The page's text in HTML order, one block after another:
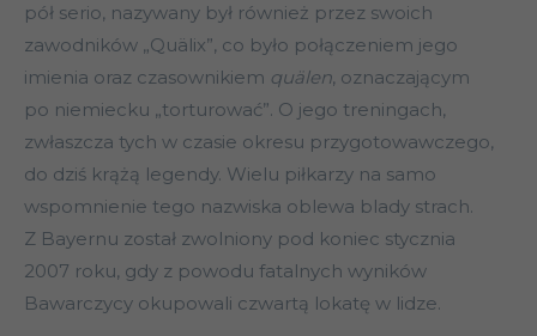
pół serio, nazywany był również przez swoich
zawodników „Quälix”, co było połączeniem jego
imienia oraz czasownikiem quälen, oznaczającym
po niemiecku „torturować”. O jego treningach,
zwłaszcza tych w czasie okresu przygotowawczego,
do dziś krążą legendy. Wielu piłkarzy na samo
wspomnienie tego nazwiska oblewa blady strach.
Z Bayernu został zwolniony pod koniec stycznia
2007 roku, gdy z powodu fatalnych wyników
Bawarczycy okupowali czwartą lokatę w lidze.